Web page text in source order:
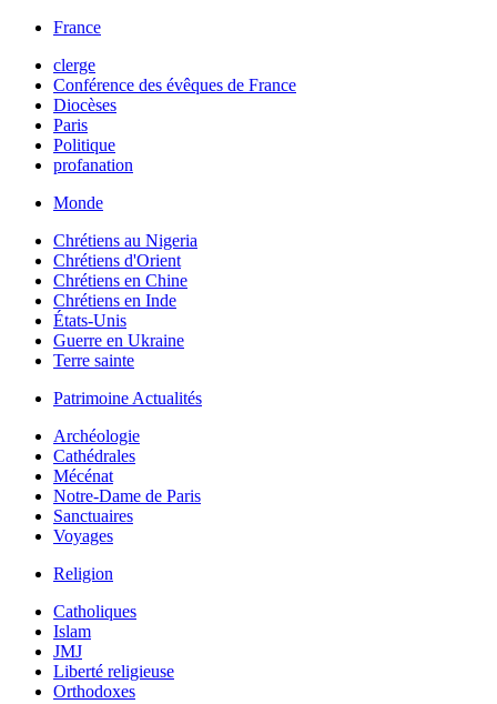
France
clerge
Conférence des évêques de France
Diocèses
Paris
Politique
profanation
Monde
Chrétiens au Nigeria
Chrétiens d'Orient
Chrétiens en Chine
Chrétiens en Inde
États-Unis
Guerre en Ukraine
Terre sainte
Patrimoine Actualités
Archéologie
Cathédrales
Mécénat
Notre-Dame de Paris
Sanctuaires
Voyages
Religion
Catholiques
Islam
JMJ
Liberté religieuse
Orthodoxes